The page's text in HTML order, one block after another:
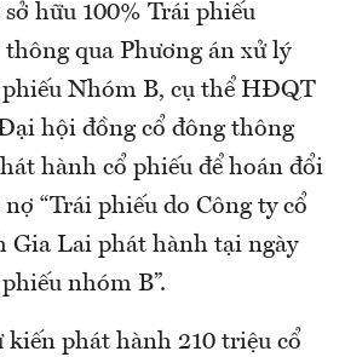
hữu 100% Trái phiếu
qua Phương án xử lý
Nhóm B, cụ thể HĐQT
hội đồng cổ đông thông
hành cổ phiếu để hoán đổi
“Trái phiếu do Công ty cổ
Gia Lai phát hành tại ngày
nhóm B”.
phát hành 210 triệu cổ